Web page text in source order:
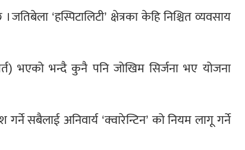
‘हस्पिटालिटी’ क्षेत्रका केहि निश्चित व्यवसाय
भएको भन्दै कुनै पनि जोखिम सिर्जना भए योजना
गर्ने सबैलाई अनिवार्य ‘क्वारेन्टिन’ को नियम लागू गर्ने